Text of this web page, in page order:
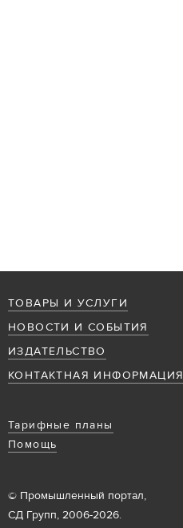
ТОВАРЫ И УСЛУГИ
НОВОСТИ И СОБЫТИЯ
ИЗДАТЕЛЬСТВО
КОНТАКТНАЯ ИНФОРМАЦИЯ
Тарифные планы
Помощь
© Промышленный портал,
СД Групп, 2006-2026.